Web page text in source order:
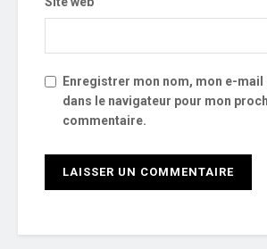
Enregistrer mon nom, mon e-mail
dans le navigateur pour mon
commentaire.